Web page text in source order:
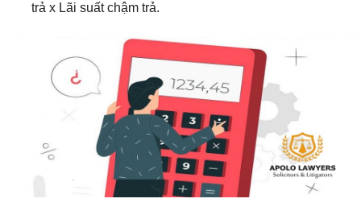
trả x Lãi suất chậm trả.